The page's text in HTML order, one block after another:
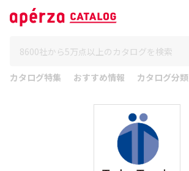
カタログ特集 おすすめ情報 カタログ分類